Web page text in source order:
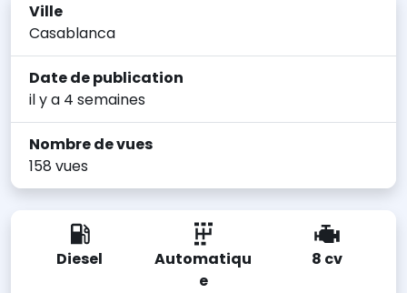
Diesel
Automatiqu
e
8 cv
Ville
Casablanca
Date de publication
il y a 4 semaines
Nombre de vues
158 vues